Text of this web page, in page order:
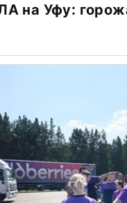
на Уфу: